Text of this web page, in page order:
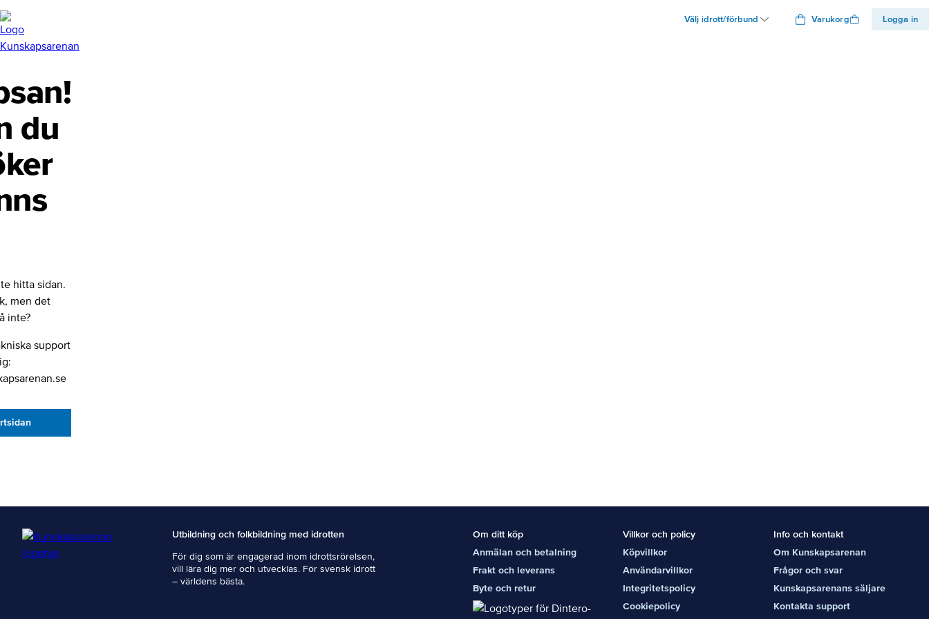
Välj idrott/förbund Varukorg Logga in
du
hitta sidan.
men det
inte?
support
Utbildning och folkbildning med idrotten
För dig som är engagerad inom idrottsrörelsen,
vill lära dig mer och utvecklas. För svensk idrott
– världens bästa.
Om ditt köp
Anmälan och betalning
Frakt och leverans
Byte och retur
Villkor och policy
Köpvillkor
Användarvillkor
Integritetspolicy
Cookiepolicy
Info och kontakt
Om Kunskapsarenan
Frågor och svar
Kunskapsarenans säljare
Kontakta support